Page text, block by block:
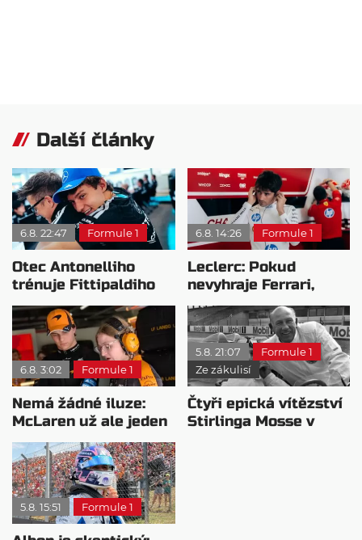
Další články
6.8. 22:47 Formule 1
Otec Antonelliho
trénuje Fittipaldiho
syna: Brazilec
vychvaluje lídra
6.8. 14:26 Formule 1
Leclerc: Pokud
nevyhraje Ferrari,
přeji titul
Antonellimu
6.8. 3:02 Formule 1
Nemá žádné iluze:
McLaren už ale jeden
návrat ze dna dokázal
5.8. 21:07
Formule 1
Ze zákulisí
Čtyři epická vítězství
Stirlinga Mosse v
5.8. 15:51 Formule 1